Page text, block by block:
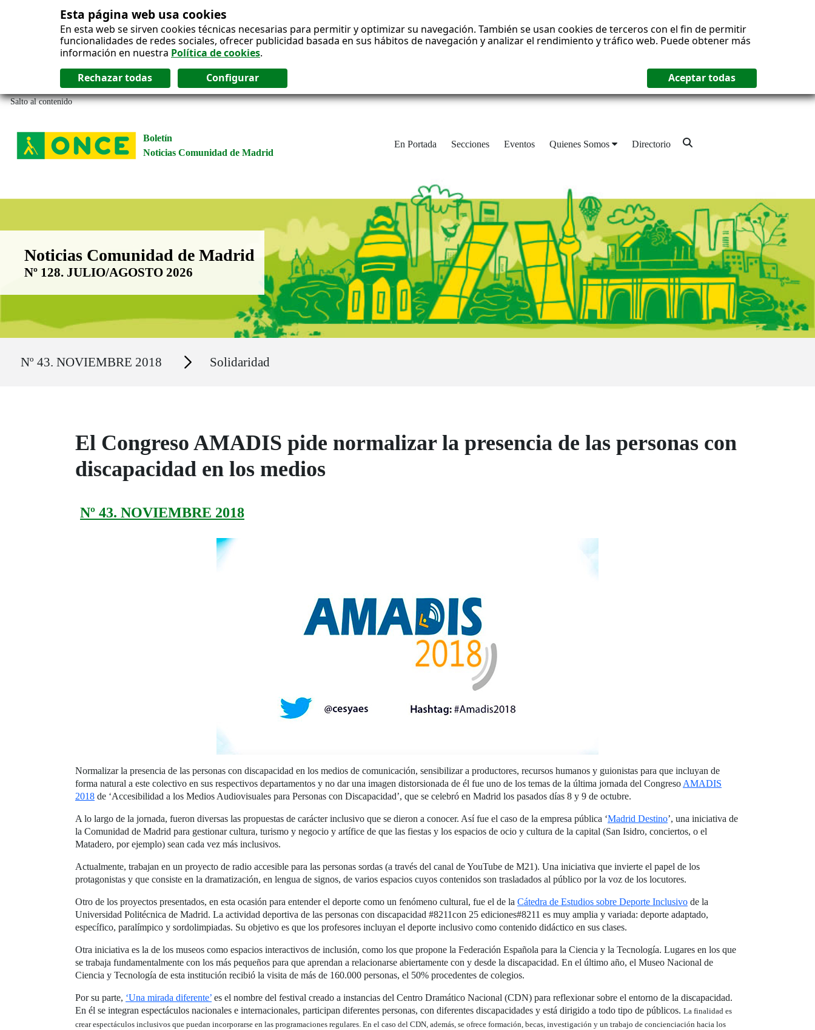
Esta página web usa cookies
En esta web se sirven cookies técnicas necesarias para permitir y optimizar su navegación. También se usan cookies de terceros con el fin de permitir
funcionalidades de redes sociales, ofrecer publicidad basada en sus hábitos de navegación y analizar el rendimiento y tráfico web. Puede obtener más
información en nuestra Política de cookies.
Salto al contenido
Boletín
Noticias Comunidad de Madrid
En Portada Secciones Eventos Quienes Somos Directorio
Boletín Noticias Comunidad de Madrid
Noticias Comunidad de Madrid
Nº 128. JULIO/AGOSTO 2026
Nº 43. NOVIEMBRE 2018 Secciones Solidaridad
El Congreso AMADIS pide normalizar la presencia de las personas con
discapacidad en los medios
Nº 43. NOVIEMBRE 2018
Normalizar la presencia de las personas con discapacidad en los medios de comunicación, sensibilizar a productores, recursos humanos y guionistas para que incluyan de
forma natural a este colectivo en sus respectivos departamentos y no dar una imagen distorsionada de él fue uno de los temas de la última jornada del Congreso AMADIS
2018 de ‘Accesibilidad a los Medios Audiovisuales para Personas con Discapacidad’, que se celebró en Madrid los pasados días 8 y 9 de octubre.
A lo largo de la jornada, fueron diversas las propuestas de carácter inclusivo que se dieron a conocer. Así fue el caso de la empresa pública ‘Madrid Destino’, una iniciativa de
la Comunidad de Madrid para gestionar cultura, turismo y negocio y artífice de que las fiestas y los espacios de ocio y cultura de la capital (San Isidro, conciertos, o el
Matadero, por ejemplo) sean cada vez más inclusivos.
Actualmente, trabajan en un proyecto de radio accesible para las personas sordas (a través del canal de YouTube de M21). Una iniciativa que invierte el papel de los
protagonistas y que consiste en la dramatización, en lengua de signos, de varios espacios cuyos contenidos son trasladados al público por la voz de los locutores.
Otro de los proyectos presentados, en esta ocasión para entender el deporte como un fenómeno cultural, fue el de la Cátedra de Estudios sobre Deporte Inclusivo de la
Universidad Politécnica de Madrid. La actividad deportiva de las personas con discapacidad #8211con 25 ediciones#8211 es muy amplia y variada: deporte adaptado,
específico, paralímpico y sordolimpiadas. Su objetivo es que los profesores incluyan el deporte inclusivo como contenido didáctico en sus clases.
Otra iniciativa es la de los museos como espacios interactivos de inclusión, como los que propone la Federación Española para la Ciencia y la Tecnología. Lugares en los que
se trabaja fundamentalmente con los más pequeños para que aprendan a relacionarse abiertamente con y desde la discapacidad. En el último año, el Museo Nacional de
Ciencia y Tecnología de esta institución recibió la visita de más de 160.000 personas, el 50% procedentes de colegios.
Por su parte, ‘Una mirada diferente’ es el nombre del festival creado a instancias del Centro Dramático Nacional (CDN) para reflexionar sobre el entorno de la discapacidad.
En él se integran espectáculos nacionales e internacionales, participan diferentes personas, con diferentes discapacidades y está dirigido a todo tipo de públicos. La finalidad es
crear espectáculos inclusivos que puedan incorporarse en las programaciones regulares. En el caso del CDN, además, se ofrece formación, becas, investigación y un trabajo de concienciación hacia los